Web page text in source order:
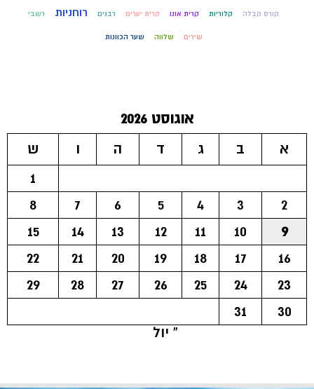
קורס קבלה קלוריות קרית אונו קרית יערים רבנים רוחניות רשבי
שירים שלווה שער הכוונות
אוגוסט 2026
א
ב ג ד ה ו
ש
1
2
3
4
5
6
7
8
9
10
11
12
13
14
15
16
17
18
19
20
21
22
23
24
25
26
27
28
29
30
31
« יול